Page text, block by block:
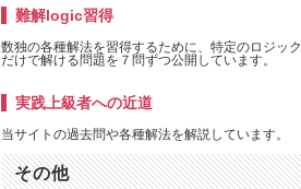
難解logic習得
数独の各種解法を習得するために、特定のロジック
だけで解ける問題を７問ずつ公開しています。
実践上級者への近道
当サイトの過去問や各種解法を解説しています。
その他